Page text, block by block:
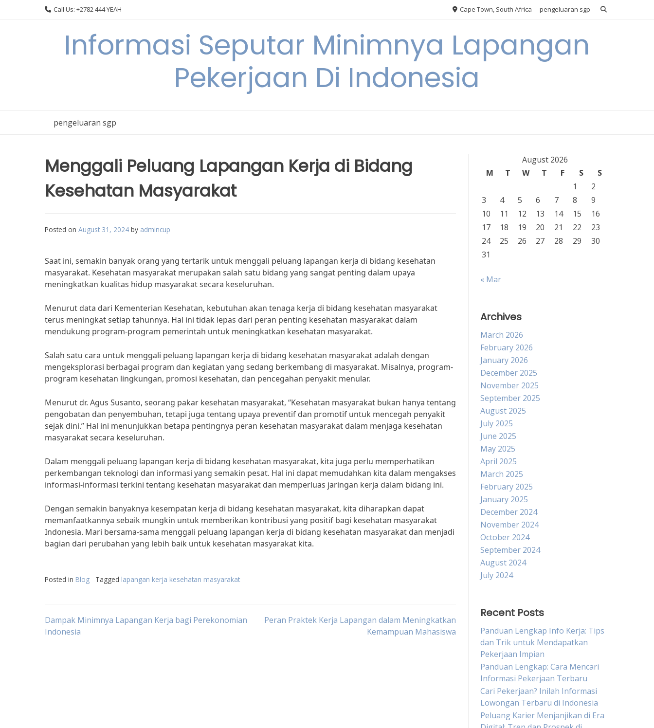
Call Us: +2782 444 YEAH Cape Town, South Africa pengeluaran sgp
Informasi Seputar Minimnya Lapangan
Pekerjaan Di Indonesia
pengeluaran sgp
Menggali Peluang Lapangan Kerja di Bidang
Kesehatan Masyarakat
Posted on August 31, 2024 by admincup
Saat ini, semakin banyak orang yang tertarik untuk menggali peluang lapangan kerja di bidang kesehatan
masyarakat. Kesehatan masyarakat merupakan salah satu bidang yang sangat penting dalam upaya
meningkatkan kualitas hidup masyarakat secara keseluruhan.
Menurut data dari Kementerian Kesehatan, kebutuhan akan tenaga kerja di bidang kesehatan masyarakat
terus meningkat setiap tahunnya. Hal ini tidak lepas dari peran penting kesehatan masyarakat dalam
mendukung program-program pemerintah untuk meningkatkan kesehatan masyarakat.
Salah satu cara untuk menggali peluang lapangan kerja di bidang kesehatan masyarakat adalah dengan
mengeksplorasi berbagai program dan kegiatan yang sedang berkembang di masyarakat. Misalnya, program-
program kesehatan lingkungan, promosi kesehatan, dan pencegahan penyakit menular.
Menurut dr. Agus Susanto, seorang pakar kesehatan masyarakat, “Kesehatan masyarakat bukan hanya tentang
pengobatan dan penyembuhan, tetapi juga tentang upaya preventif dan promotif untuk mencegah penyakit
sejak dini.” Hal ini menunjukkan betapa pentingnya peran kesehatan masyarakat dalam menjaga kesehatan
masyarakat secara keseluruhan.
Dalam menggali peluang lapangan kerja di bidang kesehatan masyarakat, kita juga perlu memperhatikan
perkembangan teknologi dan informasi yang semakin pesat. Hal ini dapat memudahkan kita dalam mengakses
informasi-informasi terkini tentang kesehatan masyarakat dan memperluas jaringan kerja dalam bidang ini.
Dengan semakin banyaknya kesempatan kerja di bidang kesehatan masyarakat, kita diharapkan dapat
memanfaatkannya sebaik mungkin untuk memberikan kontribusi yang positif bagi kesehatan masyarakat
Indonesia. Mari bersama-sama menggali peluang lapangan kerja di bidang kesehatan masyarakat dan menjadi
bagian dari perubahan yang lebih baik untuk kesehatan masyarakat kita.
Posted in Blog Tagged lapangan kerja kesehatan masyarakat
Post
Dampak Minimnya Lapangan Kerja bagi Perekonomian
Indonesia
Peran Praktek Kerja Lapangan dalam Meningkatkan
Kemampuan Mahasiswa
August 2026
M
T W T F S
S
1
2
3
4 5 6 7 8
9
10
11 12 13 14 15
16
17
18 19 20 21 22
23
24
25 26 27 28 29
30
31
« Mar
Archives
March 2026
February 2026
January 2026
December 2025
November 2025
September 2025
August 2025
July 2025
June 2025
May 2025
April 2025
March 2025
February 2025
January 2025
December 2024
November 2024
October 2024
September 2024
August 2024
July 2024
Recent Posts
Panduan Lengkap Info Kerja: Tips
dan Trik untuk Mendapatkan
Pekerjaan Impian
Panduan Lengkap: Cara Mencari
Informasi Pekerjaan Terbaru
Cari Pekerjaan? Inilah Informasi
Lowongan Terbaru di Indonesia
Peluang Karier Menjanjikan di Era